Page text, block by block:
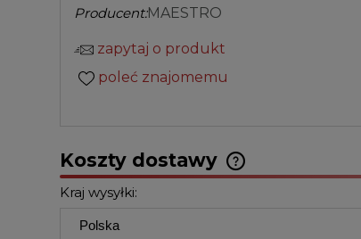
Producent:MAESTRO
zapytaj o produkt
poleć znajomemu
Koszty dostawy
Kraj wysyłki: